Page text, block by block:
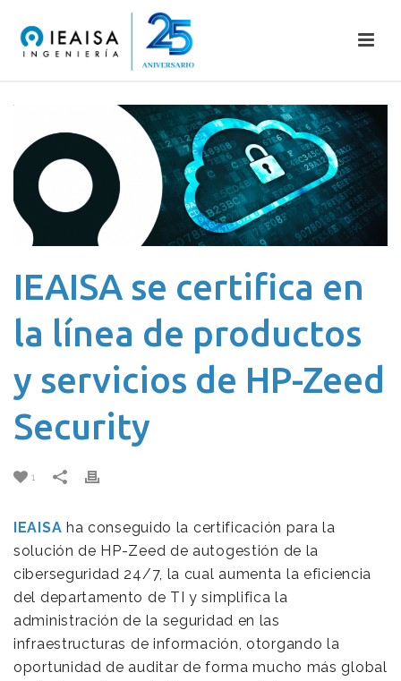
IEAISA se certifica en
la línea de productos
y servicios de HP-Zeed
Security
1
IEAISA ha conseguido la certificación para la
solución de HP-Zeed de autogestión de la
ciberseguridad 24/7, la cual aumenta la eficiencia
del departamento de TI y simplifica la
administración de la seguridad en las
infraestructuras de información, otorgando la
oportunidad de auditar de forma mucho más global